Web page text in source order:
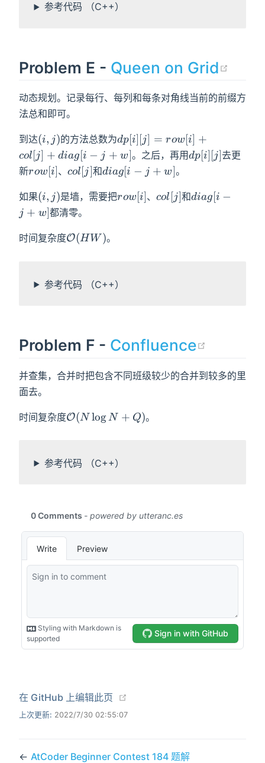
参考代码 （C++）
Problem E - Queen on Grid
动态规划。记录每行、每列和每条对角线当前的前缀方
法总和即可。
到达(i,j)
(i, j)的方法总数为dp[i]
[j]=row[i]+col[j]+diag[i-
j+w]
dp[i] [j] = row [i] +
col [j] + diag [i − j + w]。之后，再用dp[i]
dp[i] [j]去更
新row[i]
row [i]、col[j]
col [j]和diag[i-
diag[i − j + w]。
如果(i,j)
(i, j)是墙，需要把row[i]
row [i]、col[j]
col [j]和diag[i-
diag [i −
j + w]都清零。
时间复杂度\mathcal{O}
O(H W )。
参考代码 （C++）
Problem F - Confluence
并查集，合并时把包含不同班级较少的合并到较多的里
面去。
时间复杂度\mathcal{O}
O(N log N + Q)。
参考代码 （C++）
在 GitHub 上编辑此页
上次更新: 2022/7/30 02:55:07
← AtCoder Beginner Contest 184 题解